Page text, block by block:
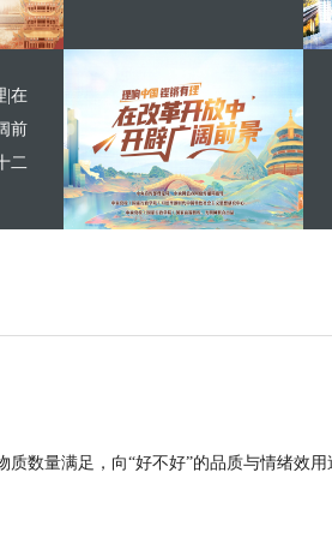
|在
前
二
数量满足，向“好不好”的品质与情绪效用